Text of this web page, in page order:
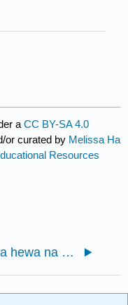
aCC BY-SA 4.0
or curated by Melissa Ha
Resources
8.1: Hali ya hewa na Biomes